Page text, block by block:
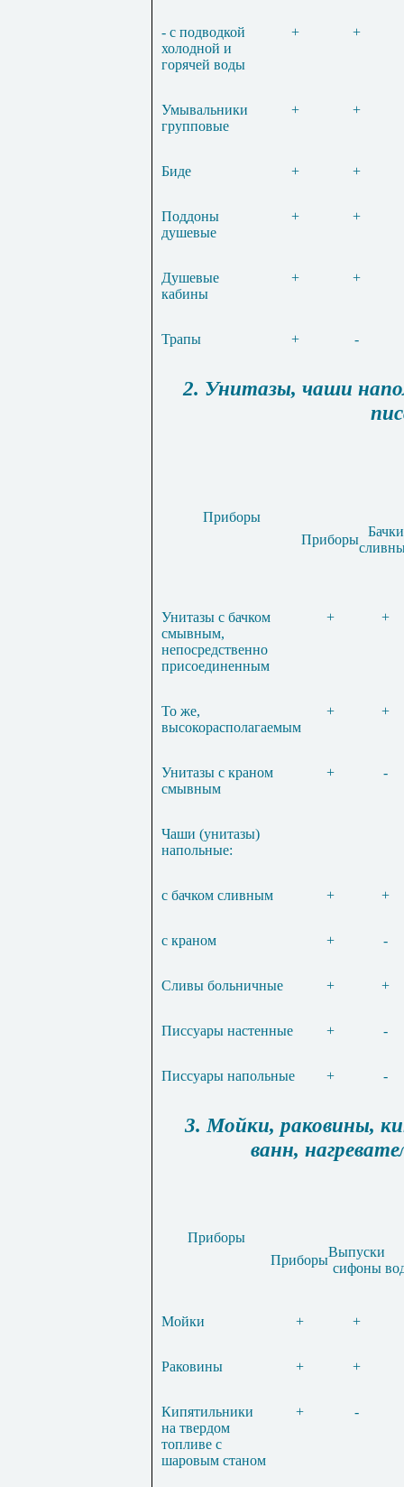
- с подводкой
холодной и
горячей воды
+ +
Умывальники
групповые
+ +
Биде + +
Поддоны
душевые
+ +
Душевые
кабины
+ +
Трапы + -
2. Унитазы, чаши
Приборы
Приборы
Бачки
Унитазы с бачком
смывным,
непосредственно
присоединенным
+ +
То же,
высокорасполагаемым
+ +
Унитазы с краном
смывным
+ -
Чаши (унитазы)
напольные:
с бачком сливным + +
с краном + -
Сливы больничные + +
Писсуары настенные + -
Писсуары напольные + -
3. Мойки, раковины,
ванн,
Приборы
Приборы
Выпуски
сифоны
Мойки + +
Раковины + +
Кипятильники
на твердом
топливе с
шаровым станом
+ -